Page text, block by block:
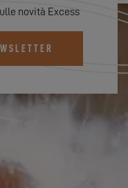
novità Excess